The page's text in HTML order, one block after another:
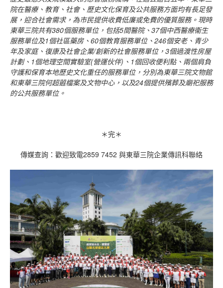
院在醫療、教育、社會、歷史文化保育及公共服務方面均有長足發
展，迎合社會需求，為市民提供收費低廉或免費的優質服務。現時
東華三院共有380個服務單位，包括5間醫院、 37個中西醫療衞生
服務單位及1個社區藥房、 60個教育服務單位、 246個安老、青少
年及家庭、復康及社會企業/創新的社會服務單位， 3個過渡性房屋
計劃、 1個地理空間實驗室(營運伙伴) 、 1個回收便利點、兩個肩負
守護和保育本地歷史文化重任的服務單位，分別為東華三院文物館
和東華三院何超蕸檔案及文物中心，以及24個提供殯葬及廟祀服務
的公共服務單位。
＊完＊
傳媒查詢：歡迎致電2859 7452 與東華三院企業傳訊科聯絡